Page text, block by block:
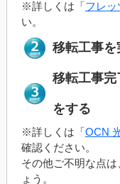
※詳しくは「フレ
い。
移転工事を
移転工事完
をする
※詳しくは「OCN
確認ください。
その他ご不明な点
ょう。